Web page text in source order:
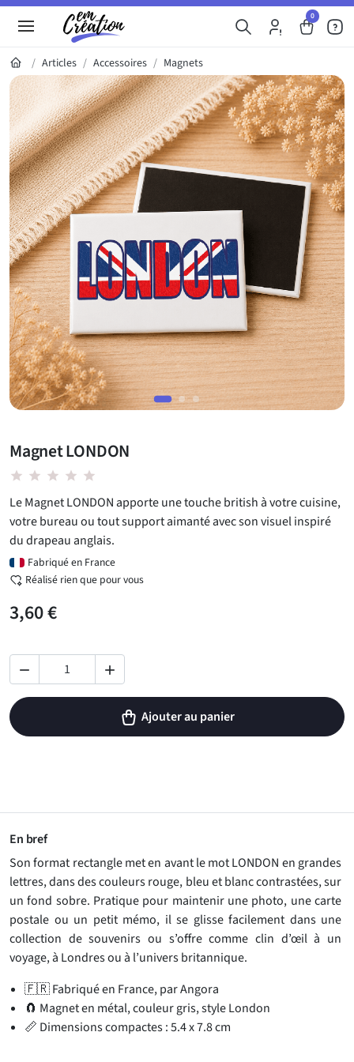
0
Articles Accessoires Magnets
Galerie du produit
Magnet LONDON
star star star star star
Le Magnet LONDON apporte une touche british à votre cuisine,
votre bureau ou tout support aimanté avec son visuel inspiré
du drapeau anglais.
Fabriqué en France
Réalisé rien que pour vous
3,60 €
 
Ajouter au panier
En bref
Son format rectangle met en avant le mot LONDON en grandes
lettres, dans des couleurs rouge, bleu et blanc contrastées, sur
un fond sobre. Pratique pour maintenir une photo, une carte
postale ou un petit mémo, il se glisse facilement dans une
collection de souvenirs ou s’offre comme clin d’œil à un
voyage, à Londres ou à l’univers britannique.
🇫🇷 Fabriqué en France, par Angora
🧲 Magnet en métal, couleur gris, style London
📏 Dimensions compactes : 5.4 x 7.8 cm